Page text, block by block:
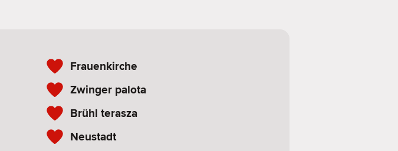
Frauenkirche
Zwinger palota
Brühl terasza
Neustadt